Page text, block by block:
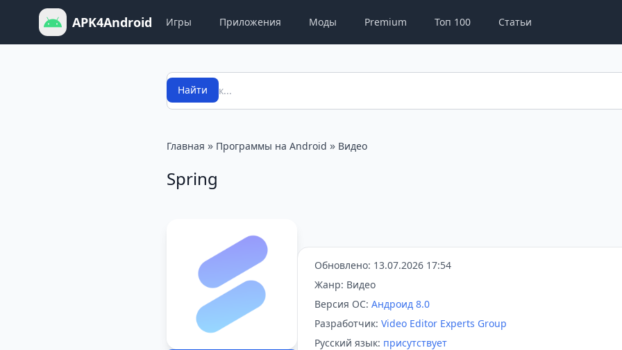
APK4Android Игры Приложения Моды Premium Топ 100 Статьи
Поиск
Найти
Главная » Программы на Android » Видео
Spring
Обновлено: 13.07.2026 17:54
Жанр: Видео
Версия ОС: Андроид 8.0
Разработчик: Video Editor Experts Group
Русский язык: присутствует